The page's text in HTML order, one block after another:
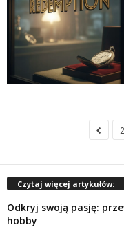
Czytaj więcej artykułów:
Odkryj swoją pasję:
hobby